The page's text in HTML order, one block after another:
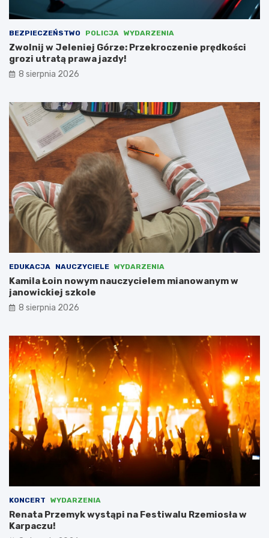
i
c
e
m
u
s
l
i
n
e
w
e
n
i
ć
c
h
i
t
e
k
r
y
w
e
s
ó
ł
p
r
z
N
i
e
a
m
i
,
l
i
c
z
ą
c
n
o
t
a
c
j
BEZPIECZEŃSTWO POLICJA WYDARZENIA
Zwolnij w Jeleniej Górze: Przekroczenie prędkości
grozi utratą prawa jazdy!
8 sierpnia 2026
EDUKACJA NAUCZYCIELE WYDARZENIA
Kamila Łoin nowym nauczycielem mianowanym w
janowickiej szkole
8 sierpnia 2026
KONCERT WYDARZENIA
Renata Przemyk wystąpi na Festiwalu Rzemiosła w
Karpaczu!